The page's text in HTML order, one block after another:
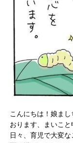
こんにちは！娘ま
おります、まいこと
日々、育児で大変